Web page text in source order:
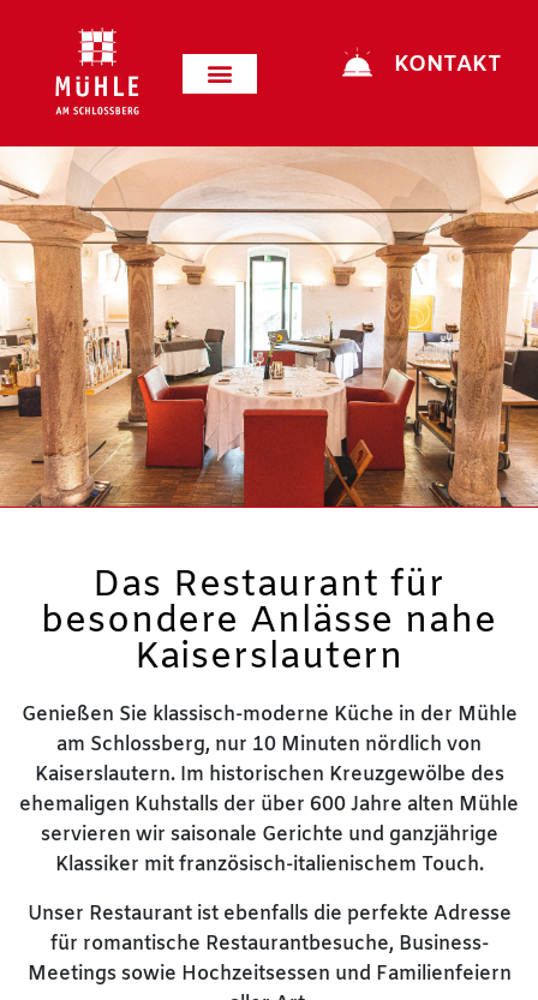
KONTAKT
Das Restaurant für
besondere Anlässe nahe
Kaiserslautern
Genießen Sie klassisch-moderne Küche in der Mühle
am Schlossberg, nur 10 Minuten nördlich von
Kaiserslautern. Im historischen Kreuzgewölbe des
ehemaligen Kuhstalls der über 600 Jahre alten Mühle
servieren wir saisonale Gerichte und ganzjährige
Klassiker mit französisch-italienischem Touch.
Unser Restaurant ist ebenfalls die perfekte Adresse
für romantische Restaurantbesuche, Business-
Meetings sowie Hochzeitsessen und Familienfeiern